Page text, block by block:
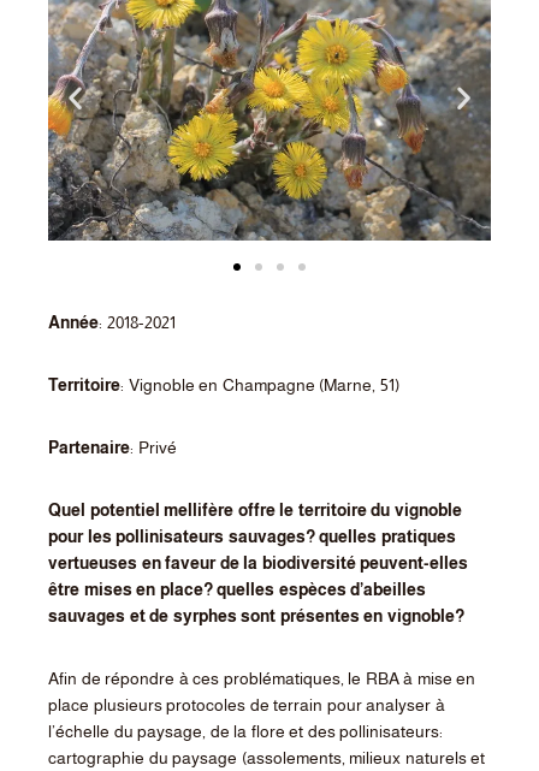
Année: 2018-2021
Territoire: Vignoble en Champagne (Marne, 51)
Partenaire: Privé
Quel potentiel mellifère offre le territoire du vignoble
pour les pollinisateurs sauvages? quelles pratiques
vertueuses en faveur de la biodiversité peuvent-elles
être mises en place? quelles espèces d’abeilles
sauvages et de syrphes sont présentes en vignoble?
Afin de répondre à ces problématiques, le RBA à mise en
place plusieurs protocoles de terrain pour analyser à
l’échelle du paysage, de la flore et des pollinisateurs:
cartographie du paysage (assolements, milieux naturels et